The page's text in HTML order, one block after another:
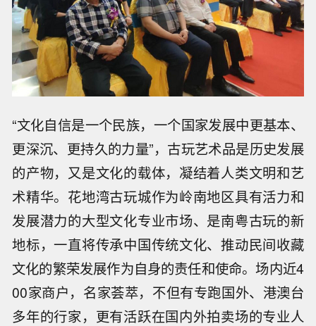
“文化自信是一个民族，一个国家发展中更基本、
更深沉、更持久的力量”，古玩艺术品是历史发展
的产物，又是文化的载体，凝结着人类文明和艺
术精华。花地湾古玩城作为岭南地区具有活力和
发展潜力的大型文化专业市场、是南粤古玩的新
地标，一直将传承中国传统文化、推动民间收藏
文化的繁荣发展作为自身的责任和使命。场内近4
00家商户，名家荟萃，不但有专跑国外、港澳台
多年的行家，更有活跃在国内外拍卖场的专业人